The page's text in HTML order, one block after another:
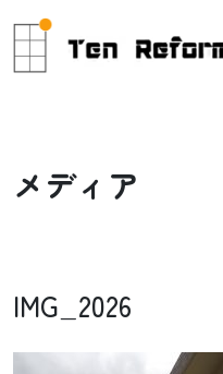
メ ディ ア
IMG_2026